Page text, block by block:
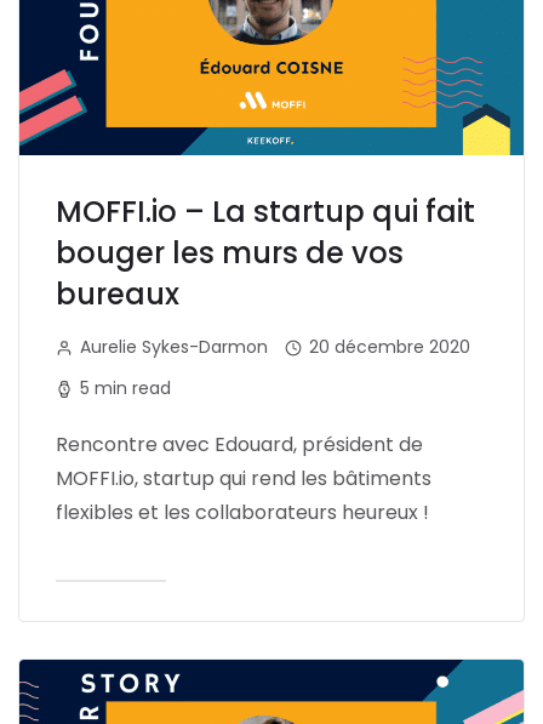
MOFFI.io – La startup qui fait
bouger les murs de vos
bureaux
Aurelie Sykes-Darmon
20 décembre 2020
5 min read
Rencontre avec Edouard, président de
MOFFI.io, startup qui rend les bâtiments
flexibles et les collaborateurs heureux !